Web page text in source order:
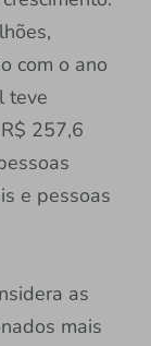
com o ano
teve
257,6
e pessoas
as
mais